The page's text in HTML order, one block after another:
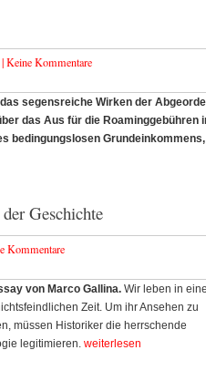
Keine Kommentare
segensreiche Wirken der
das Aus für die Roaminggebühren
bedingungslosen Grundeinkommens,
Geschichte
Kommentare
von Marco Gallina. Wir leben in
Zeit. Um ihr Ansehen zu
müssen Historiker die herrschende
legitimieren. weiterlesen